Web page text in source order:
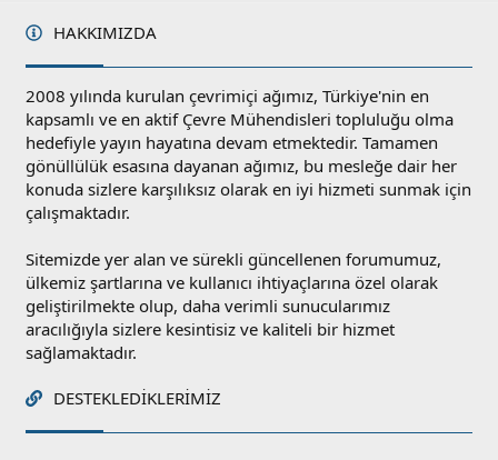
HAKKIMIZDA
2008 yılında kurulan çevrimiçi ağımız, Türkiye'nin en
kapsamlı ve en aktif Çevre Mühendisleri topluluğu olma
hedefiyle yayın hayatına devam etmektedir. Tamamen
gönüllülük esasına dayanan ağımız, bu mesleğe dair her
konuda sizlere karşılıksız olarak en iyi hizmeti sunmak için
çalışmaktadır.
Sitemizde yer alan ve sürekli güncellenen forumumuz,
ülkemiz şartlarına ve kullanıcı ihtiyaçlarına özel olarak
geliştirilmekte olup, daha verimli sunucularımız
aracılığıyla sizlere kesintisiz ve kaliteli bir hizmet
sağlamaktadır.
DESTEKLEDIKLERIMIZ